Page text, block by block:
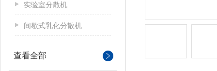
实验室分散机
间歇式乳化分散机
查看全部